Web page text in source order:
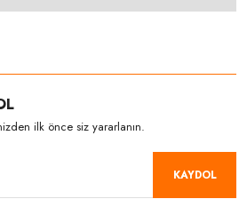
ilk önce siz yararlanın.
KAYDOL